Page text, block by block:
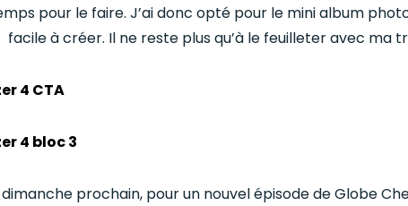
pour le faire. J’ai donc opté pour le mini album
facile à créer. Il ne reste plus qu’à le feuilleter avec ma
dimanche prochain, pour un nouvel épisode de Globe